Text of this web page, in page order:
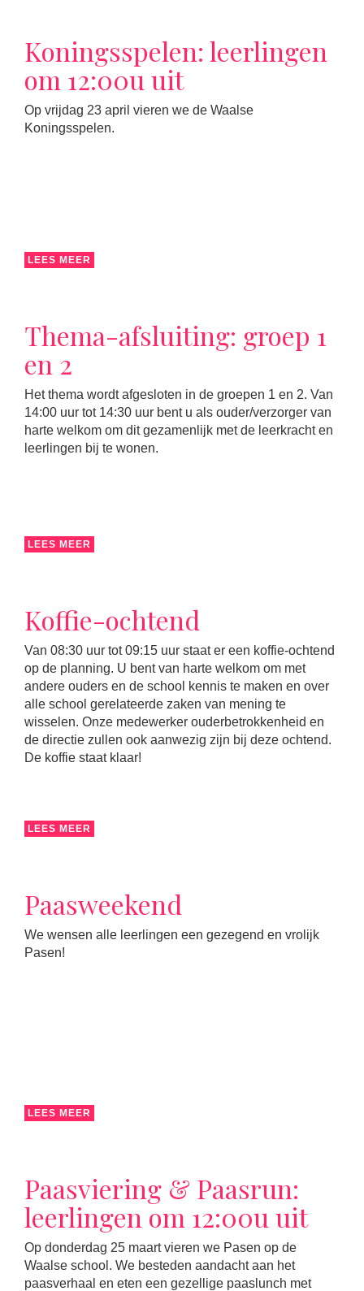
Koningsspelen: leerlingen
om 12:00u uit
Op vrijdag 23 april vieren we de Waalse
Koningsspelen.
LEES MEER
Thema-afsluiting: groep 1
en 2
Het thema wordt afgesloten in de groepen 1 en 2. Van
14:00 uur tot 14:30 uur bent u als ouder/verzorger van
harte welkom om dit gezamenlijk met de leerkracht en
leerlingen bij te wonen.
LEES MEER
Koffie-ochtend
Van 08:30 uur tot 09:15 uur staat er een koffie-ochtend
op de planning. U bent van harte welkom om met
andere ouders en de school kennis te maken en over
alle school gerelateerde zaken van mening te
wisselen. Onze medewerker ouderbetrokkenheid en
de directie zullen ook aanwezig zijn bij deze ochtend.
De koffie staat klaar!
LEES MEER
Paasweekend
We wensen alle leerlingen een gezegend en vrolijk
Pasen!
LEES MEER
Paasviering & Paasrun:
leerlingen om 12:00u uit
Op donderdag 25 maart vieren we Pasen op de
Waalse school. We besteden aandacht aan het
paasverhaal en eten een gezellige paaslunch met